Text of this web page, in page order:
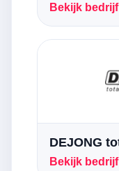
Bekijk
DEJONG
Bekijk